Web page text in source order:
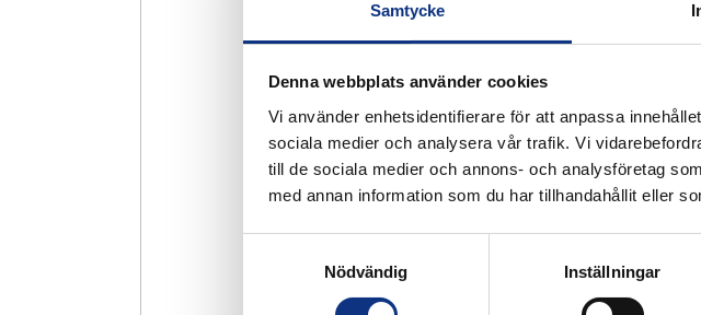
Samtycke
Denna webbplats använder cookies
Vi använder enhetsidentifierare för att anpassa
sociala medier och analysera vår trafik. Vi
till de sociala medier och annons- och analysföretag
med annan information som du har tillhandahållit eller
Nödvändig
Inställningar